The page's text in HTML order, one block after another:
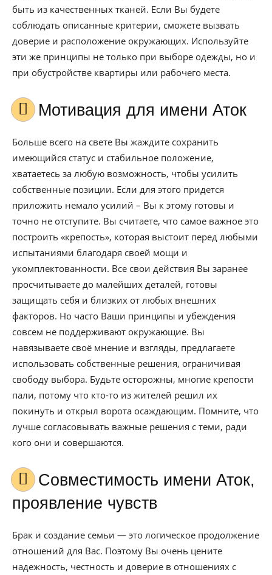
быть из качественных тканей. Если Вы будете
соблюдать описанные критерии, сможете вызвать
доверие и расположение окружающих. Используйте
эти же принципы не только при выборе одежды, но и
при обустройстве квартиры или рабочего места.
Мотивация для имени Аток
Больше всего на свете Вы жаждите сохранить
имеющийся статус и стабильное положение,
хватаетесь за любую возможность, чтобы усилить
собственные позиции. Если для этого придется
приложить немало усилий – Вы к этому готовы и
точно не отступите. Вы считаете, что самое важное это
построить «крепость», которая выстоит перед любыми
испытаниями благодаря своей мощи и
укомплектованности. Все свои действия Вы заранее
просчитываете до малейших деталей, готовы
защищать себя и близких от любых внешних
факторов. Но часто Ваши принципы и убеждения
совсем не поддерживают окружающие. Вы
навязываете своё мнение и взгляды, предлагаете
использовать собственные решения, ограничивая
свободу выбора. Будьте осторожны, многие крепости
пали, потому что кто-то из жителей решил их
покинуть и открыл ворота осаждающим. Помните, что
лучше согласовывать важные решения с теми, ради
кого они и совершаются.
Совместимость имени Аток,
проявление чувств
Брак и создание семьи — это логическое продолжение
отношений для Вас. Поэтому Вы очень цените
надежность, честность и доверие в отношениях с